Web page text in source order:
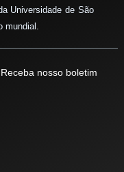
Universidade de São
mundial.
nosso boletim